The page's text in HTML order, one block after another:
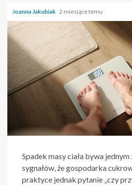
Joanna Jakubiak 2 miesiące temu
Spadek masy ciała bywa
sygnałów, że gospodarka
praktyce jednak pytanie „czy